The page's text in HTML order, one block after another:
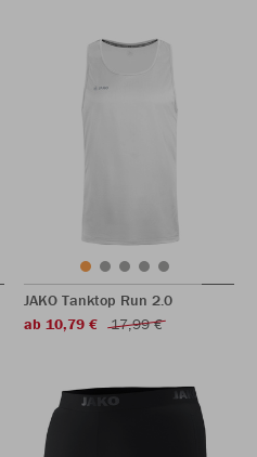
JAKO Tanktop Run 2.0
ab 10,79 €
17,99 €